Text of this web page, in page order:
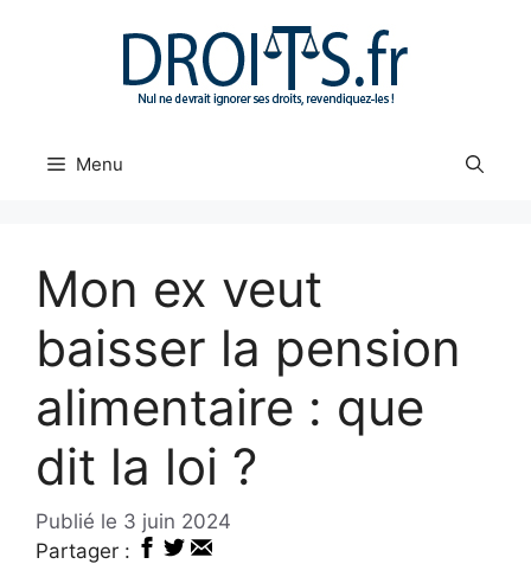
Menu
Mon ex veut
baisser la pension
alimentaire : que
dit la loi ?
3 juin 2024
Partager :